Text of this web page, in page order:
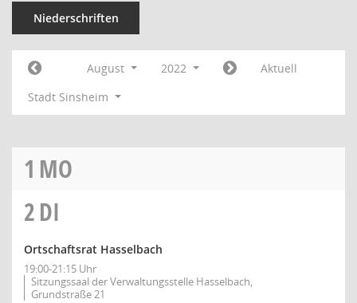
Niederschriften
August 2022
Aktuell
Stadt Sinsheim
1 MO
2DI
Ortschaftsrat Hasselbach
19:00-21:15 Uhr
Sitzungssaal der Verwaltungsstelle Hasselbach,
Grundstraße 21